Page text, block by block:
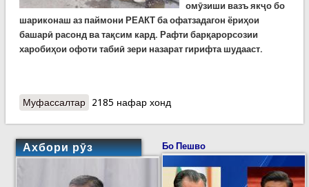
омӯзиши вазъ якҷо бо
шариконаш аз паймони РЕАКТ ба офатзадагон ёриҳои
башарӣ расонд ва тақсим кард. Рафти барқарорсозии
харобиҳои офоти табиӣ зери назарат гирифта шудааст.
Муфассалтаро Кумак ба зарардидагони шаҳру навоҳии
2185 нафар хонд
Ахбори рӯз Бо Пешво